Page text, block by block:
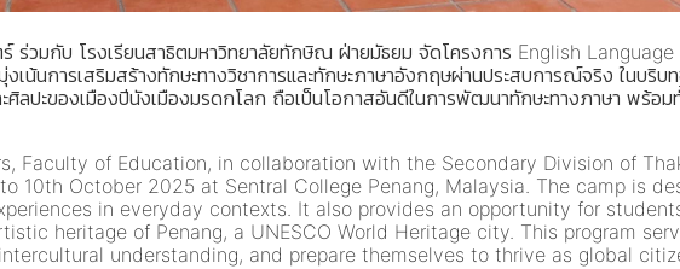
ร่วมกับ โรงเรียนสาธิตมหาวิทยาลัยทักษิณ ฝ่ายมัธยม จัดโครงการ English
น้นการเสริมสร้างทักษะทางวิชาการและทักษะภาษาอังกฤษผ่านประสบการณ์จริง ในบริ
ลปะของเมืองปีนังเมืองมรดกโลก ถือเป็นโอกาสอันดีในการพัฒนาทักษะทางภาษา พร้อ
Faculty of Education, in collaboration with the Secondary Division of
10th October 2025 at Sentral College Penang, Malaysia. The camp is
in everyday contexts. It also provides an opportunity for
heritage of Penang, a UNESCO World Heritage city. This program
understanding, and prepare themselves to thrive as global